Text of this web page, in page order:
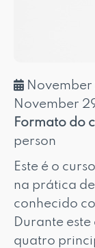
November
Formato do
person
Este é o
na prática
conhecido
Durante
quatro